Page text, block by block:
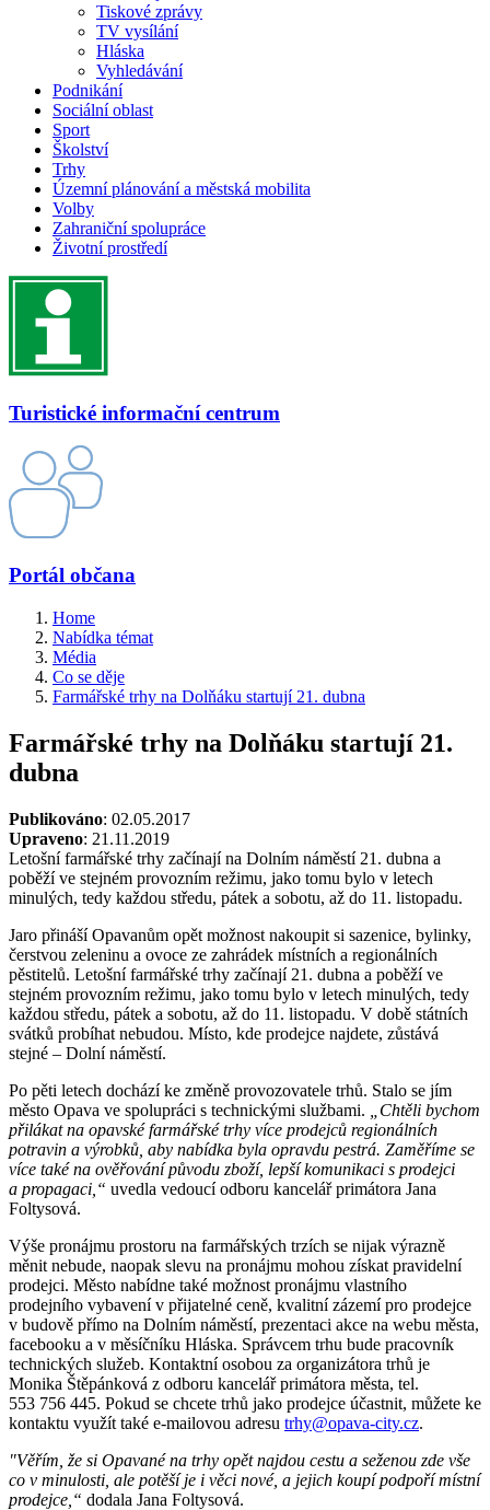
Tiskové zprávy
TV vysílání
Hláska
Vyhledávání
Podnikání
Sociální oblast
Sport
Školství
Trhy
Územní plánování a městská mobilita
Volby
Zahraniční spolupráce
Životní prostředí
Turistické informační centrum
Portál občana
Home
Nabídka témat
Média
Co se děje
Farmářské trhy na Dolňáku startují 21. dubna
Farmářské trhy na Dolňáku startují 21.
dubna
Publikováno: 02.05.2017
Upraveno: 21.11.2019
Letošní farmářské trhy začínají na Dolním náměstí 21. dubna a
poběží ve stejném provozním režimu, jako tomu bylo v letech
minulých, tedy každou středu, pátek a sobotu, až do 11. listopadu.
Jaro přináší Opavanům opět možnost nakoupit si sazenice, bylinky,
čerstvou zeleninu a ovoce ze zahrádek místních a regionálních
pěstitelů. Letošní farmářské trhy začínají 21. dubna a poběží ve
stejném provozním režimu, jako tomu bylo v letech minulých, tedy
každou středu, pátek a sobotu, až do 11. listopadu. V době státních
svátků probíhat nebudou. Místo, kde prodejce najdete, zůstává
stejné – Dolní náměstí.
Po pěti letech dochází ke změně provozovatele trhů. Stalo se jím
město Opava ve spolupráci s technickými službami.
„Chtěli bychom
přilákat na opavské farmářské trhy více prodejců regionálních
potravin a výrobků, aby nabídka byla opravdu pestrá. Zaměříme se
více také na ověřování původu zboží, lepší komunikaci s prodejci
a propagaci,“ uvedla vedoucí odboru kancelář primátora Jana
Foltysová.
Výše pronájmu prostoru na farmářských trzích se nijak výrazně
měnit nebude, naopak slevu na pronájmu mohou získat pravidelní
prodejci. Město nabídne také možnost pronájmu vlastního
prodejního vybavení v přijatelné ceně, kvalitní zázemí pro prodejce
v budově přímo na Dolním náměstí, prezentaci akce na webu města,
facebooku a v měsíčníku Hláska. Správcem trhu bude pracovník
technických služeb. Kontaktní osobou za organizátora trhů je
Monika Štěpánková z odboru kancelář primátora města, tel.
553 756 445. Pokud se chcete trhů jako prodejce účastnit, můžete ke
kontaktu využít také e-mailovou adresu trhy@opava-city.cz.
"Věřím, že si Opavané na trhy opět najdou cestu a seženou zde vše
co v minulosti, ale potěší je i věci nové, a jejich koupí podpoří místní
prodejce,“ dodala Jana Foltysová.